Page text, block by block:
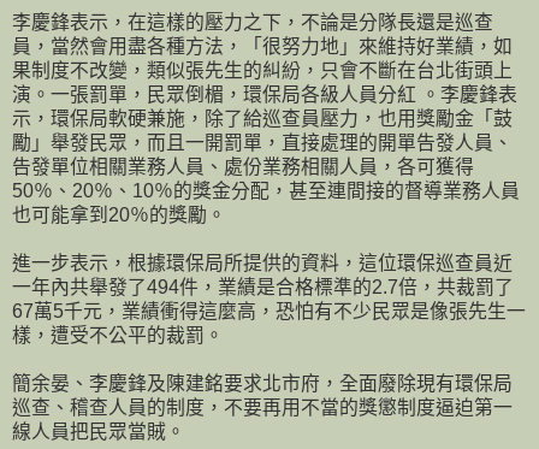
李慶鋒表示，在這樣的壓力之下，不論是分隊長還是巡查
員，當然會用盡各種方法，「很努力地」來維持好業績，如
果制度不改變，類似張先生的糾紛，只會不斷在台北街頭上
演。一張罰單，民眾倒楣，環保局各級人員分紅 。李慶鋒表
示，環保局軟硬兼施，除了給巡查員壓力，也用獎勵金「鼓
勵」舉發民眾，而且一開罰單，直接處理的開單告發人員、
告發單位相關業務人員、處份業務相關人員，各可獲得
50％、20％、10％的獎金分配，甚至連間接的督導業務人員
也可能拿到20％的獎勵。
進一步表示，根據環保局所提供的資料，這位環保巡查員近
一年內共舉發了494件，業績是合格標準的2.7倍，共裁罰了
67萬5千元，業績衝得這麼高，恐怕有不少民眾是像張先生一
樣，遭受不公平的裁罰。
簡余晏、李慶鋒及陳建銘要求北市府，全面廢除現有環保局
巡查、稽查人員的制度，不要再用不當的獎懲制度逼迫第一
線人員把民眾當賊。